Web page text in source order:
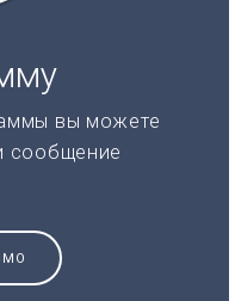
вы можете
сообщение